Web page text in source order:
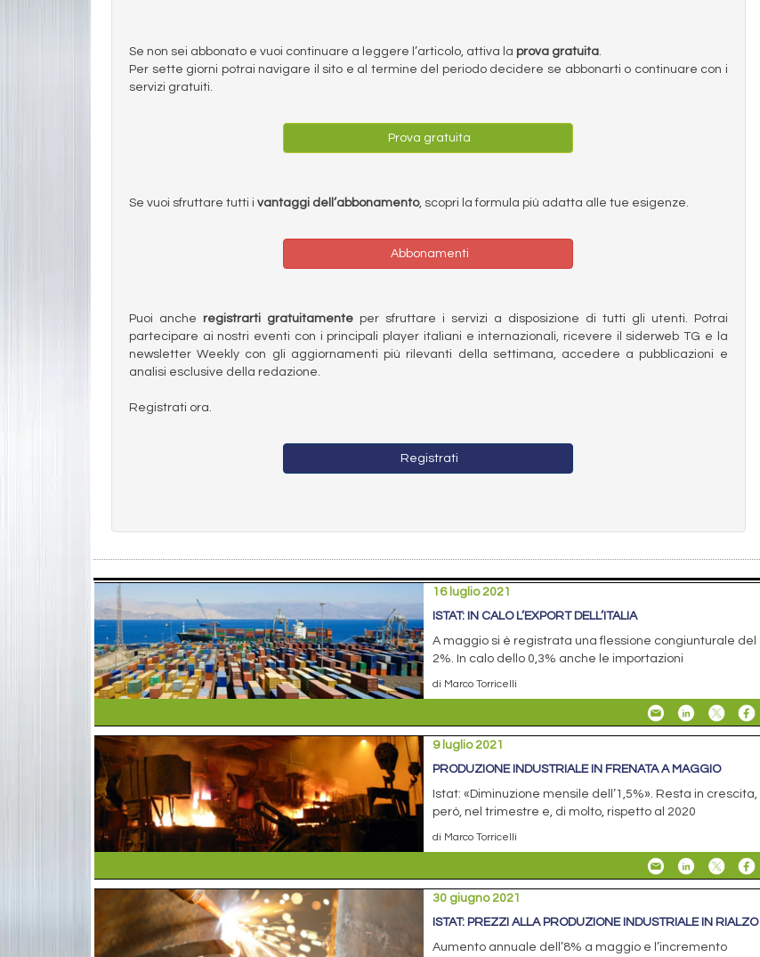
Se non sei abbonato e vuoi continuare a leggere l’articolo, attiva la prova gratuita.
Per sette giorni potrai navigare il sito e al termine del periodo decidere se abbonarti o continuare con i
servizi gratuiti.
Prova gratuita
Se vuoi sfruttare tutti i vantaggi dell’abbonamento, scopri la formula più adatta alle tue esigenze.
Abbonamenti
Puoi anche registrarti gratuitamenteper sfruttare i servizi a disposizione di tutti gli utenti. Potrai
partecipare ai nostri eventi con i principali player italiani e internazionali, ricevere il siderweb TG e la
newsletter Weekly con gli aggiornamenti più rilevanti della settimana, accedere a pubblicazioni e
analisi esclusive della redazione.
Registrati ora.
Registrati
16 luglio 2021
ISTAT: IN CALO L’EXPORT DELL’ITALIA
A maggio si è registrata una flessione congiunturale del
2%. In calo dello 0,3% anche le importazioni
di Marco Torricelli
9 luglio 2021
PRODUZIONE INDUSTRIALE IN FRENATA A MAGGIO
Istat: «Diminuzione mensile dell’1,5%». Resta in crescita,
però, nel trimestre e, di molto, rispetto al 2020
di Marco Torricelli
30 giugno 2021
ISTAT: PREZZI ALLA PRODUZIONE INDUSTRIALE IN RIALZO
Aumento annuale dell’8% a maggio e l’incremento